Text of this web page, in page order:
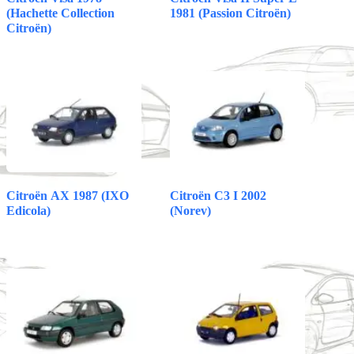
(Hachette Collection
Citroën)
1981 (Passion Citroën)
Citroën AX 1987 (IXO
Edicola)
Citroën C3 I 2002
(Norev)